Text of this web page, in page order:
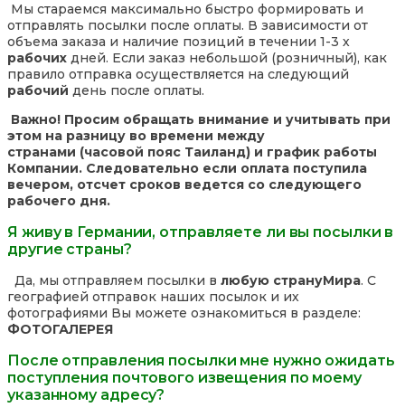
Мы стараемся максимально быстро формировать и
отправлять посылки после оплаты. В зависимости от
объема заказа и наличие позиций в течении 1-3 х
рабочих дней. Если заказ небольшой (розничный), как
правило отправка осуществляется на следующий
рабочий день после оплаты.
Важно! Просим обращать внимание и учитывать при
этом на разницу во времени между
странами (часовой пояс Таиланд) и график работы
Компании. Следовательно если оплата поступила
вечером, отсчет сроков ведется со следующего
рабочего дня.
Я живу в Германии, отправляете ли вы посылки в
другие страны?
Да, мы отправляем посылки в любую странуМира. С
географией отправок наших посылок и их
фотографиями Вы можете ознакомиться в разделе:
ФОТОГАЛЕРЕЯ
После отправления посылки мне нужно ожидать
поступления почтового извещения по моему
указанному адресу?